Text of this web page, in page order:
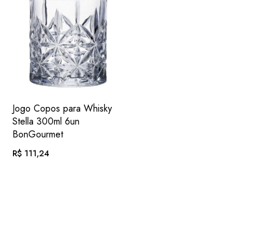
ADIC.
FAVORITOS
VER
Jogo Copos para Whisky
Stella 300ml 6un
BonGourmet
R$ 111,24